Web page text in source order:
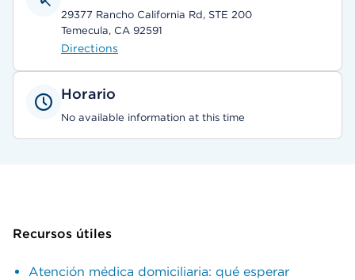
29377 Rancho California Rd, STE 200
Temecula, CA 92591
Directions
Horario
No available information at this time
Recursos útiles
Atención médica domiciliaria: qué esperar